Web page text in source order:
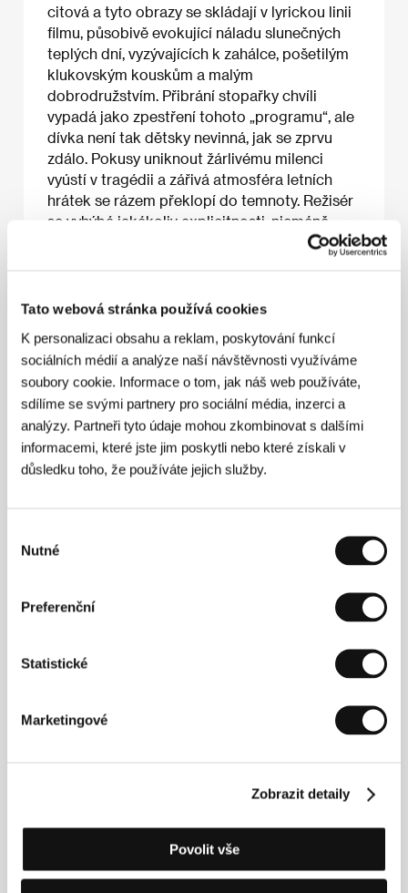
Tato webová stránka používá cookies
K personalizaci obsahu a reklam, poskytování funkcí
sociálních médií a analýze naší návštěvnosti využíváme
soubory cookie. Informace o tom, jak náš web používáte,
sdílíme se svými partnery pro sociální média, inzerci a
analýzy. Partneři tyto údaje mohou zkombinovat s dalšími
informacemi, které jste jim poskytli nebo které získali v
důsledku toho, že používáte jejich služby.
souhlasu
Nutné
Preferenční
Statistické
Marketingové
Zobrazit detaily
Povolit vše
citová a tyto obrazy se skládají v lyrickou linii
filmu, působivě evokující náladu slunečných
teplých dní, vyzývajících k zahálce, pošetilým
klukovským kouskům a malým
dobrodružstvím. Přibrání stopařky chvíli
vypadá jako zpestření tohoto „programu“, ale
dívka není tak dětsky nevinná, jak se zprvu
zdálo. Pokusy uniknout žárlivému milenci
vyústí v tragédii a zářivá atmosféra letních
hrátek se rázem překlopí do temnoty. Režisér
se vyhýbá jakékoliv explicitnosti, nicméně
tušíme, že na Radka a Frantu dolehlo poznání,
že bezstarostnost lze zakusit jen ve snu a ten
Zdena Škapová
O filmu
88 min / Barevný, 35 mm
RežieJan Svěrák/ ScénářJan Svěrák, Martin
Dostál/ KameraF. A. Brabec / Hudba
Radek Pastrňák, Jakub Špalek, Filip Renč
/ Sales
Biograf Jan Svěrák s.r.o.
Biograf Jan
Kontakty
Česká republika
Hosté